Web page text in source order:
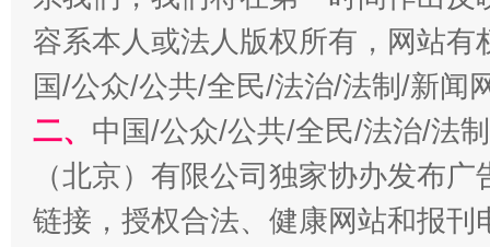
容系本人或法人版权所有，网站
国/公众/公共/全民/法治/法制/新闻
二、 中国/公众/公共/全民/法治/法
（北京）有限公司独家协办发布
链接，授权合法、健康网站和报